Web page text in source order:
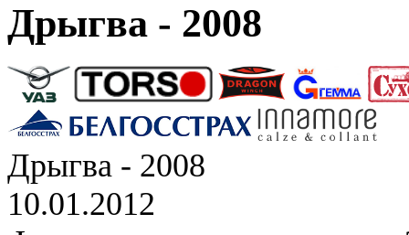
Дрыгва - 2008
Дрыгва - 2008
10.01.2012